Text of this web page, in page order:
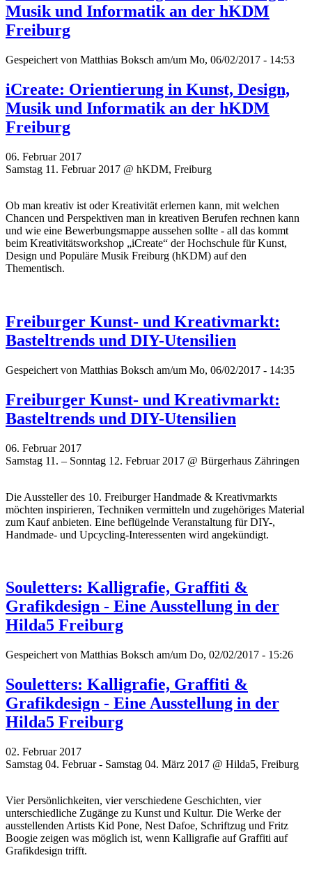
Musik und Informatik an der hKDM
Freiburg
Gespeichert von Matthias Boksch am/um Mo, 06/02/2017 - 14:53
iCreate: Orientierung in Kunst, Design,
Musik und Informatik an der hKDM
Freiburg
06. Februar 2017
Samstag 11. Februar 2017 @ hKDM, Freiburg
Ob man kreativ ist oder Kreativität erlernen kann, mit welchen
Chancen und Perspektiven man in kreativen Berufen rechnen kann
und wie eine Bewerbungsmappe aussehen sollte - all das kommt
beim Kreativitätsworkshop „iCreate“ der Hochschule für Kunst,
Design und Populäre Musik Freiburg (hKDM) auf den
Thementisch.
Freiburger Kunst- und Kreativmarkt:
Basteltrends und DIY-Utensilien
Gespeichert von Matthias Boksch am/um Mo, 06/02/2017 - 14:35
Freiburger Kunst- und Kreativmarkt:
Basteltrends und DIY-Utensilien
06. Februar 2017
Samstag 11. – Sonntag 12. Februar 2017 @ Bürgerhaus Zähringen
Die Aussteller des 10. Freiburger Handmade & Kreativmarkts
möchten inspirieren, Techniken vermitteln und zugehöriges Material
zum Kauf anbieten. Eine beflügelnde Veranstaltung für DIY-,
Handmade- und Upcycling-Interessenten wird angekündigt.
Souletters: Kalligrafie, Graffiti &
Grafikdesign - Eine Ausstellung in der
Hilda5 Freiburg
Gespeichert von Matthias Boksch am/um Do, 02/02/2017 - 15:26
Souletters: Kalligrafie, Graffiti &
Grafikdesign - Eine Ausstellung in der
Hilda5 Freiburg
02. Februar 2017
Samstag 04. Februar - Samstag 04. März 2017 @ Hilda5, Freiburg
Vier Persönlichkeiten, vier verschiedene Geschichten, vier
unterschiedliche Zugänge zu Kunst und Kultur. Die Werke der
ausstellenden Artists Kid Pone, Nest Dafoe, Schriftzug und Fritz
Boogie zeigen was möglich ist, wenn Kalligrafie auf Graffiti auf
Grafikdesign trifft.